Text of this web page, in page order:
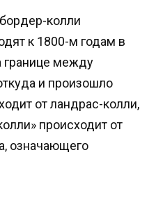
колли
к 1800-м годам в
границе между
и произошло
от ландрас-колли,
происходит от
означающего